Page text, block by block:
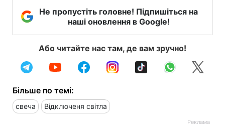
Не пропустіть головне! Підпишіться на
наші оновлення в Google!
Або читайте нас там, де вам зручно!
Більше по темі:
свеча Відключеня світла